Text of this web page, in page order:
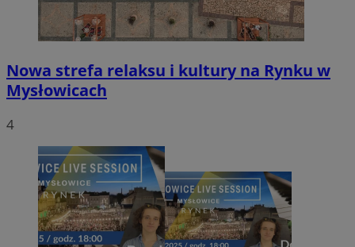
Nowa strefa relaksu i kultury na Rynku w
Mysłowicach
4